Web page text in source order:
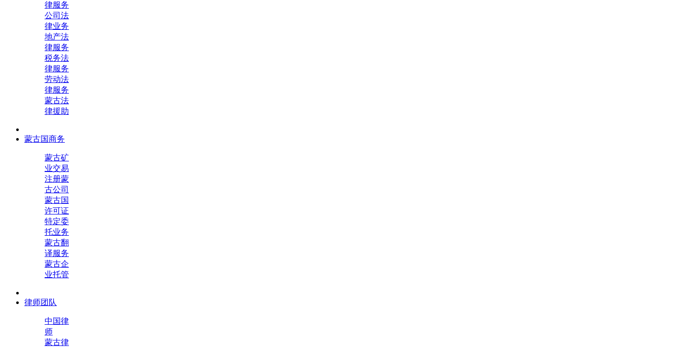
律服务
公司法
律业务
地产法
律服务
税务法
律服务
劳动法
律服务
蒙古法
律援助
蒙古国商务
蒙古矿
业交易
注册蒙
古公司
蒙古国
许可证
特定委
托业务
蒙古翻
译服务
蒙古企
业托管
律师团队
中国律
师
蒙古律